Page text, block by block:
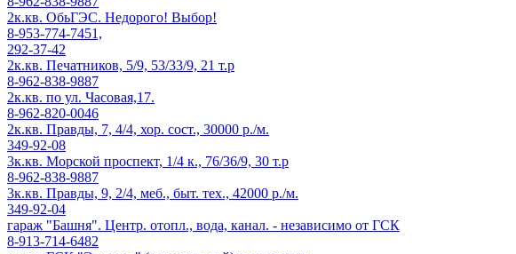
2к.кв. ОбьГЭС. Недорого! Выбор!
8-953-774-7451,
292-37-42
2к.кв. Печатников, 5/9, 53/33/9, 21 т.р
8-962-838-9887
2к.кв. по ул. Часовая,17.
8-962-820-0046
2к.кв. Правды, 7, 4/4, хор. сост., 30000 р./м.
349-92-08
3к.кв. Морской проспект, 1/4 к., 76/36/9, 30 т.р
8-962-838-9887
3к.кв. Правды, 9, 2/4, меб., быт. тех., 42000 р./м.
349-92-04
гараж "Башня". Центр. отопл., вода, канал. - независимо от ГСК
8-913-714-6482